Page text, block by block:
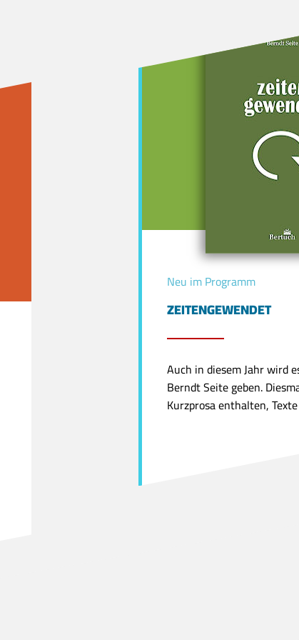
Neu im Programm
ZEITENGEWENDET
Auch in diesem Jahr wird
Berndt Seite geben.
Kurzprosa enthalten, Texte